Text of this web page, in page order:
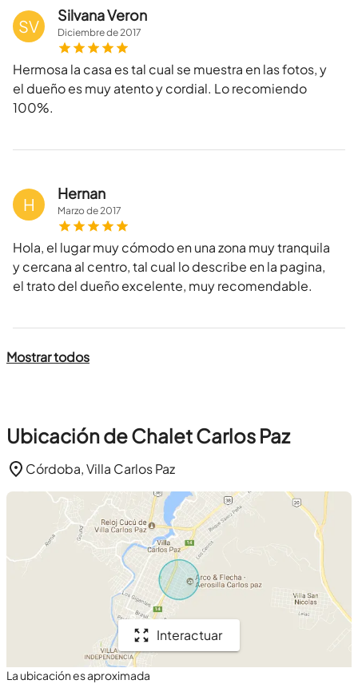
SV
Silvana Veron
Diciembrede2017
Hermosa la casa es tal cual se muestra en las fotos, y
el dueño es muy atento y cordial. Lo recomiendo
100%.
H
Hernan
Marzode2017
Hola, el lugar muy cómodo en una zona muy tranquila
y cercana al centro, tal cual lo describe en la pagina,
el trato del dueño excelente, muy recomendable.
Mostrar todos
Ubicación de Chalet Carlos Paz
Córdoba, Villa Carlos Paz
Interactuar
La ubicación es aproximada